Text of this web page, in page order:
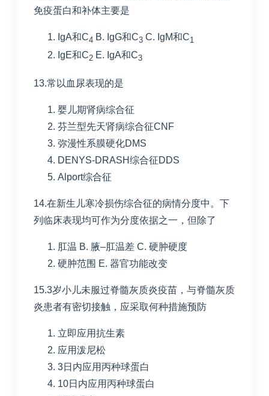
免疫蛋白和补体主要是
IgA和C4 B. IgG和C3 C. IgM和C1
IgE和C2 E. IgA和C3
13.常以血尿表现的是
婴儿期肾病综合征
芬兰型先天肾病综合征CNF
弥漫性系膜硬化DMS
DENYS-DRASH综合征DDS
Alport综合征
14.在新生儿寒冷损伤综合征的病情分度中。下
列临床表现均可作为分度依据之一，但除了
肛温 B. 腋–肛温差 C. 硬肿硬度
硬肿范围 E. 器官功能改变
15.3岁小儿未服过脊髓灰质炎疫苗，与脊髓灰质
炎患者有密切接触，应采取何种措施预防
立即应用抗生素
应用泼尼松
3日内应用丙种球蛋白
10日内应用丙种球蛋白